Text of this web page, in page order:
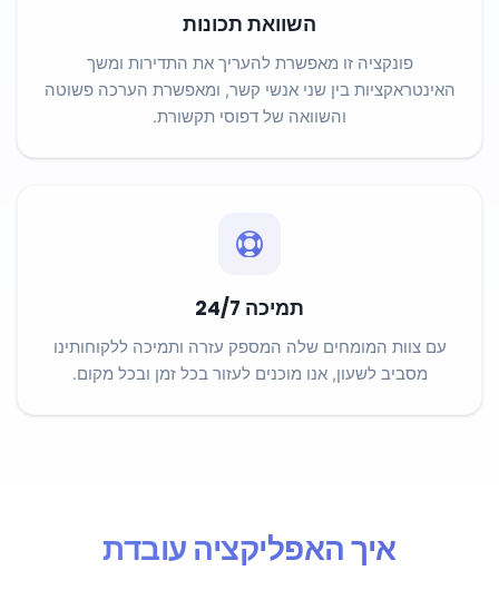
השוואת תכונות
פונקציה זו מאפשרת להעריך את התדירות ומשך
האינטראקציות בין שני אנשי קשר, ומאפשרת הערכה פשוטה
והשוואה של דפוסי תקשורת.
תמיכה 24/7
עם צוות המומחים שלה המספק עזרה ותמיכה ללקוחותינו
מסביב לשעון, אנו מוכנים לעזור בכל זמן ובכל מקום.
איך האפליקציה עובדת